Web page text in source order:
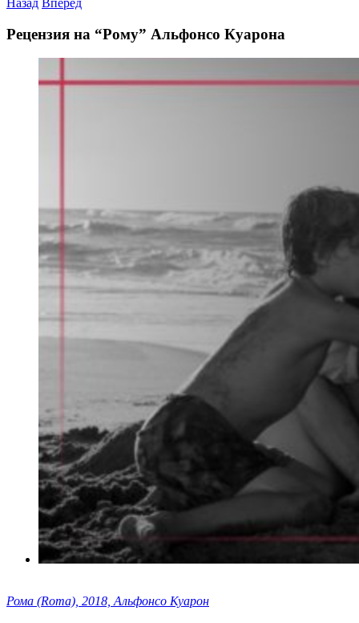
Назад Вперед
Рецензия на “Рому” Альфонсо Куарона
Рома (Roma), 2018, Альфонсо Куарон